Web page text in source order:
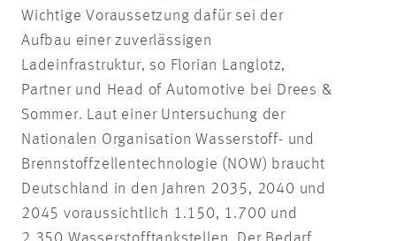
Wichtige Voraussetzung dafür sei der
Aufbau einer zuverlässigen
Ladeinfrastruktur, so Florian Langlotz,
Partner und Head of Automotive bei Drees &
Sommer. Laut einer Untersuchung der
Nationalen Organisation Wasserstoff- und
Brennstoffzellentechnologie (NOW) braucht
Deutschland in den Jahren 2035, 2040 und
2045 voraussichtlich 1.150, 1.700 und